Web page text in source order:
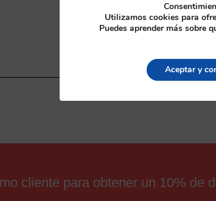
cliente para obtener un 10% de
Utilizamos cookies para
Puedes aprender más sobre
Aceptar y